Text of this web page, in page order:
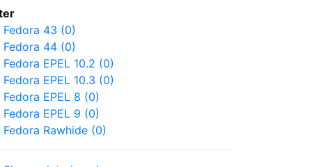
Fedora 43 (0)
Fedora 44 (0)
Fedora EPEL 10.2 (0)
Fedora EPEL 10.3 (0)
Fedora EPEL 8 (0)
Fedora EPEL 9 (0)
Fedora Rawhide (0)